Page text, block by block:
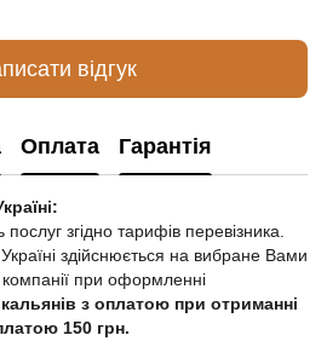
відгук
Оплата Гарантія
послуг згідно тарифів перевізника.
здійснюється на вибране Вами
компанії при оформленні
з оплатою при отриманні
150 грн.